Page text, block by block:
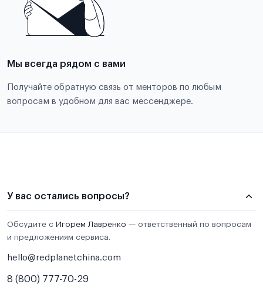
Мы всегда рядом с вами
Получайте обратную связь от менторов по любым
вопросам в удобном для вас мессенджере.
У вас остались вопросы?
Обсудите с Игорем Лавренко — ответственный по вопросам
и предложениям сервиса.
hello@redplanetchina.com
8 (800) 777-70-29